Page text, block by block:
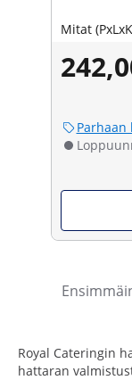
Mitat
Royal Cateringin
hattaran